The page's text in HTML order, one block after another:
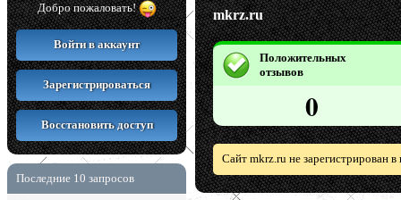
Добро пожаловать!
Войти в аккаунт
Зарегистрироваться
Восстановить доступ
Последние 10 запросов
mkrz.ru
Положительных
отзывов
0
Сайт mkrz.ru не зарегистрирован